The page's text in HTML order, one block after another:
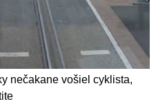
nečakane vošiel cyklista,